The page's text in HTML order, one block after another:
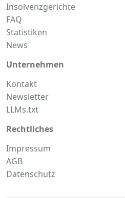
Insolvenzgerichte
FAQ
Statistiken
News
Unternehmen
Kontakt
Newsletter
LLMs.txt
Rechtliches
Impressum
AGB
Datenschutz